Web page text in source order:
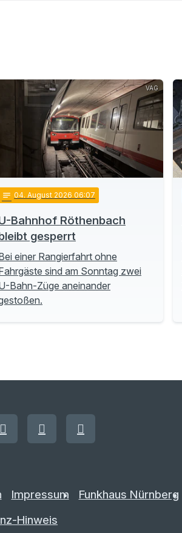
VAG
notes 04. August 2026 06:07
Bahnhof Röthenbach
gesperrt
einer Rangierfahrt ohne
sind am Sonntag zwei
Bahn-Züge aneinander
Impressum Funkhaus Nürnberg
Hinweis